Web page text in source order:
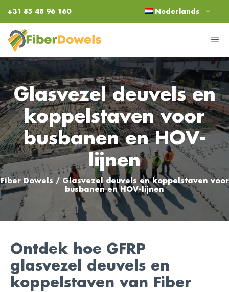
de
inhoud
+31 85 48 96 160 Nederlands
Glasvezel deuvels en
koppelstaven voor
busbanen en HOV-
lijnen
Fiber Dowels / Glasvezel deuvels en koppelstaven voor
busbanen en HOV-lijnen
Ontdek hoe GFRP
glasvezel deuvels en
koppelstaven van Fiber